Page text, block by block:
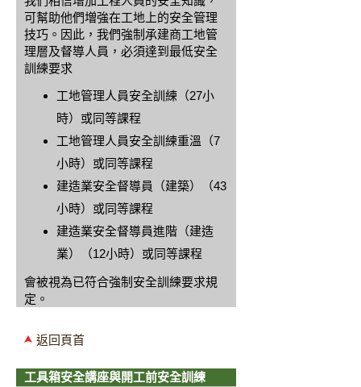
可幫助他們増強在工地上的安全管理
技巧。因此，我們強制承建商工地管
理層及督導人員，必須達到最低安全
訓練要求
工地管理人員安全訓練（27小
時）或同等課程
工地管理人員安全訓練重溫（7
小時）或同等課程
建造業安全督導員（建築）（43
小時）或同等課程
建造業安全督導員進階（建造
業）（12小時）或同等課程
會被視為已符合強制安全訓練要求規
定。
返回頁首
工具箱安全講座與開工前安全訓練